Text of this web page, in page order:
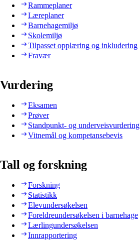
Rammeplaner
Læreplaner
Barnehagemiljø
Skolemiljø
Tilpasset opplæring og inkludering
Fravær
Vurdering
Eksamen
Prøver
Standpunkt- og underveisvurdering
Vitnemål og kompetansebevis
Tall og forskning
Forskning
Statistikk
Elevundersøkelsen
Foreldreundersøkelsen i barnehage
Lærlingundersøkelsen
Innrapportering